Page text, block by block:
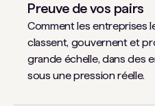
Preuve de vos pairs
Comment les entreprises
classent, gouvernent et
grande échelle, dans des
sous une pression réelle.